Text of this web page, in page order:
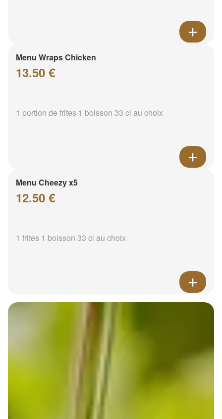
Menu Wraps Chicken
13.50 €
1 portion de frites 1 boisson 33 cl au choix
Menu Cheezy x5
12.50 €
1 frites 1 boisson 33 cl au choix